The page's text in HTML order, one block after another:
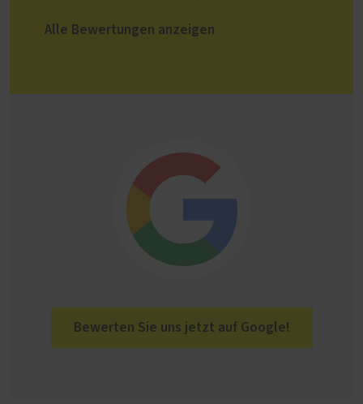
Alle Bewertungen anzeigen
Bewerten Sie uns jetzt auf Google!